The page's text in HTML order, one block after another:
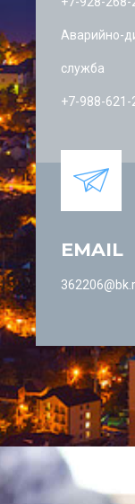
Аварийно-
служба
+7-988-621-
EMAIL